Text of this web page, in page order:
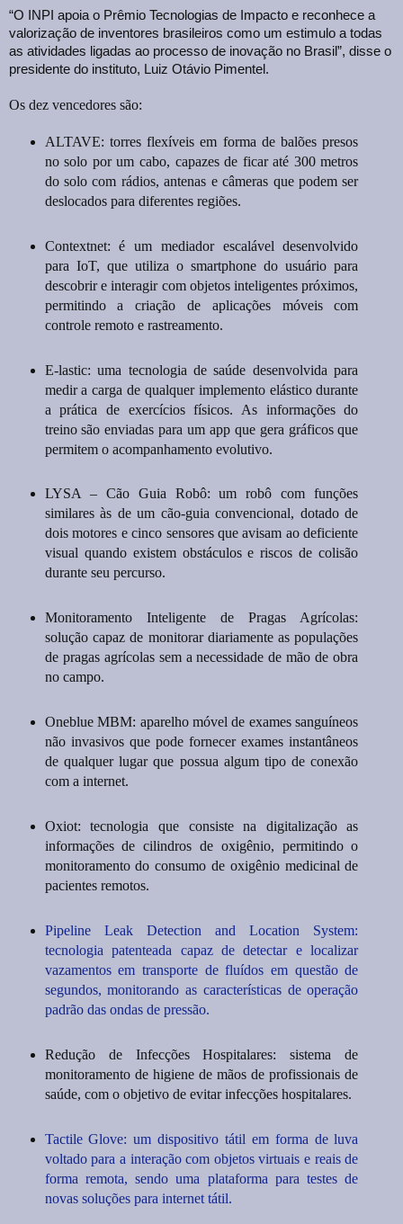
“O INPI apoia o Prêmio Tecnologias de Impacto e reconhece a
valorização de inventores brasileiros como um estimulo a todas
as atividades ligadas ao processo de inovação no Brasil”, disse o
presidente do instituto, Luiz Otávio Pimentel.
Os dez vencedores são:
ALTAVE: torres flexíveis em forma de balões presos
no solo por um cabo, capazes de ficar até 300 metros
do solo com rádios, antenas e câmeras que podem ser
deslocados para diferentes regiões.
Contextnet: é um mediador escalável desenvolvido
para IoT, que utiliza o smartphone do usuário para
descobrir e interagir com objetos inteligentes próximos,
permitindo a criação de aplicações móveis com
controle remoto e rastreamento.
E-lastic: uma tecnologia de saúde desenvolvida para
medir a carga de qualquer implemento elástico durante
a prática de exercícios físicos. As informações do
treino são enviadas para um app que gera gráficos que
permitem o acompanhamento evolutivo.
LYSA – Cão Guia Robô: um robô com funções
similares às de um cão-guia convencional, dotado de
dois motores e cinco sensores que avisam ao deficiente
visual quando existem obstáculos e riscos de colisão
durante seu percurso.
Monitoramento Inteligente de Pragas Agrícolas:
solução capaz de monitorar diariamente as populações
de pragas agrícolas sem a necessidade de mão de obra
no campo.
Oneblue MBM: aparelho móvel de exames sanguíneos
não invasivos que pode fornecer exames instantâneos
de qualquer lugar que possua algum tipo de conexão
com a internet.
Oxiot: tecnologia que consiste na digitalização as
informações de cilindros de oxigênio, permitindo o
monitoramento do consumo de oxigênio medicinal de
pacientes remotos.
Pipeline Leak Detection and Location System:
tecnologia patenteada capaz de detectar e localizar
vazamentos em transporte de fluídos em questão de
segundos, monitorando as características de operação
padrão das ondas de pressão.
Redução de Infecções Hospitalares: sistema de
monitoramento de higiene de mãos de profissionais de
saúde, com o objetivo de evitar infecções hospitalares.
Tactile Glove: um dispositivo tátil em forma de luva
voltado para a interação com objetos virtuais e reais de
forma remota, sendo uma plataforma para testes de
novas soluções para internet tátil.